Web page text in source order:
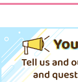
のようだと主張したら
返り討ちにあいました
太陽の西
専売 787円（税込）
本好きの下剋上
フェルディナンド×ローゼマイン